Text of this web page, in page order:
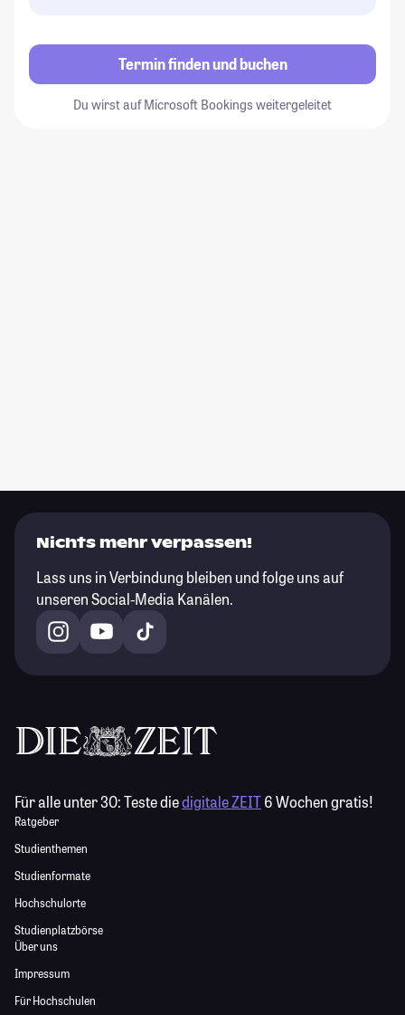
Termin finden und buchen
Du wirst auf Microsoft Bookings weitergeleitet
Nichts mehr verpassen!
Lass uns in Verbindung bleiben und folge uns auf
unseren Social-Media Kanälen.
Für alle unter 30:Teste diedigitale ZEIT6 Wochen gratis!
Ratgeber
Studienthemen
Studienformate
Hochschulorte
Studienplatzbörse
Über uns
Impressum
Für Hochschulen